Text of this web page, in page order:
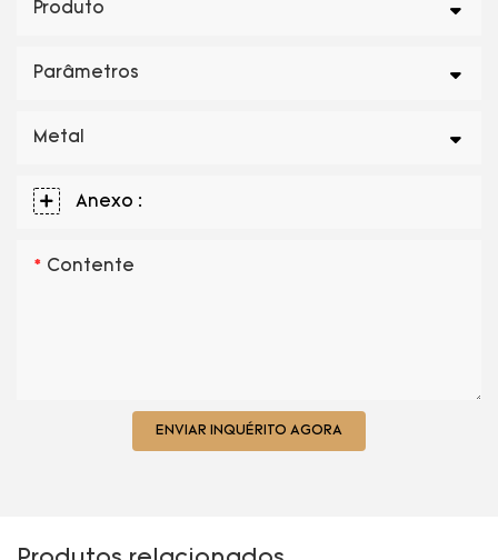
Produto
Parâmetros
Metal
Anexo :
Contente
ENVIAR INQUÉRITO AGORA